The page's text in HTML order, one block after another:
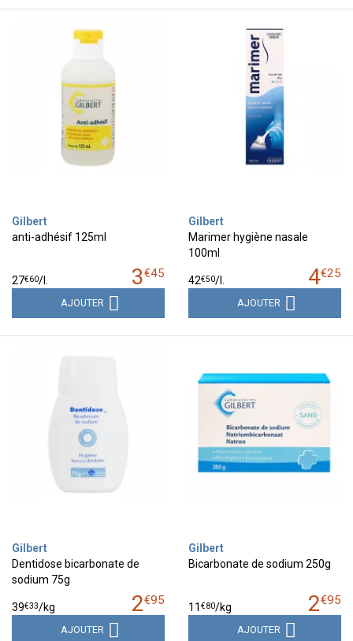
Gilbert
anti-adhésif 125ml
3€45
27€60/
AJOUTER
Gilbert
Marimer hygiène nasale
100ml
4€25
42€50/
AJOUTER
Gilbert
Dentidose bicarbonate de
sodium 75g
2€95
39€33/kg
AJOUTER
Gilbert
Bicarbonate de sodium 250g
2€95
11 €80/kg
AJOUTER